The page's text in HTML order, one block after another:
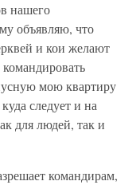
нашего
объявляю, что
и кои желают
мою квартиру
следует и на
для людей, так и
командирам,